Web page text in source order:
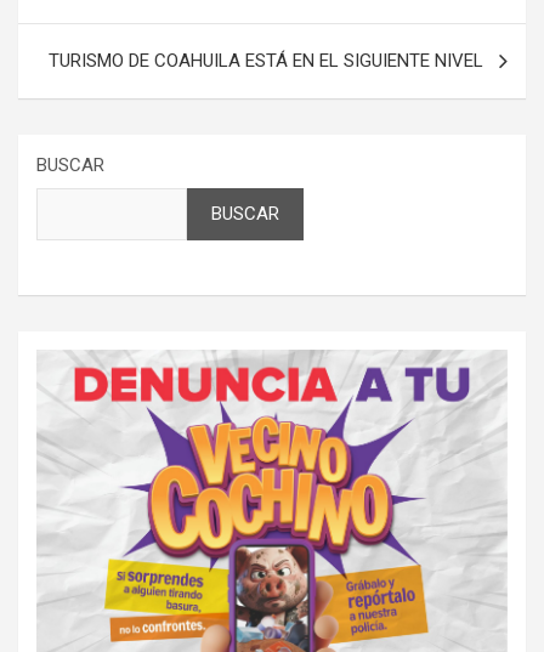
entradas
TURISMO DE COAHUILA ESTÁ EN EL SIGUIENTE NIVEL
BUSCAR
BUSCAR